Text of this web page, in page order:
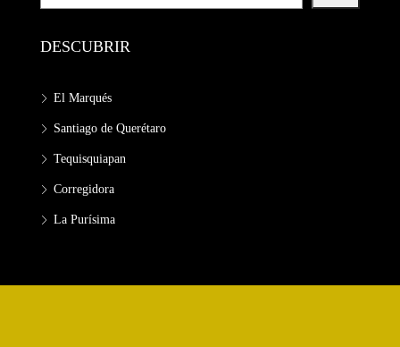
DESCUBRIR
El Marqués
Santiago de Querétaro
Tequisquiapan
Corregidora
La Purísima